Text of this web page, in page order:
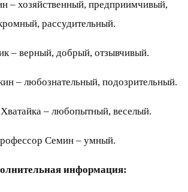
– хозяйственный, предприимчивый,
рассудительный.
– верный, добрый, отзывчивый.
– любознательный, подозрительный.
– любопытный, веселый.
Семин – умный.
информация: